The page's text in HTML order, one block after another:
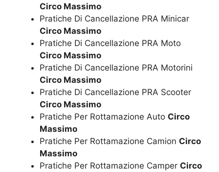
Circo Massimo
Pratiche Di Cancellazione PRA Minicar
Circo Massimo
Pratiche Di Cancellazione PRA Moto
Circo Massimo
Pratiche Di Cancellazione PRA Motorini
Circo Massimo
Pratiche Di Cancellazione PRA Scooter
Circo Massimo
Pratiche Per Rottamazione Auto Circo
Massimo
Pratiche Per Rottamazione Camion Circo
Massimo
Pratiche Per Rottamazione Camper Circo